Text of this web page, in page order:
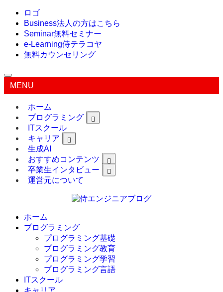
ロゴ
Business法人の方はこちら
Seminar無料セミナー
e-Learning侍テラコヤ
無料カウンセリング
MENU
ホーム
プログラミング
ITスクール
キャリア
生成AI
おすすめコンテンツ
卒業生インタビュー
運営元について
ホーム
プログラミング
プログラミング基礎
プログラミング教育
プログラミング学習
プログラミング言語
ITスクール
キャリア